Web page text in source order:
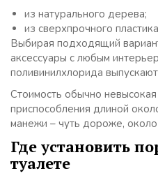
из натурального дерева;
из сверхпрочного
Выбирая подходящий
аксессуары с любым
поливинилхлорида
Стоимость обычно
приспособления длиной
манежи – чуть дороже,
Где установить
туалете